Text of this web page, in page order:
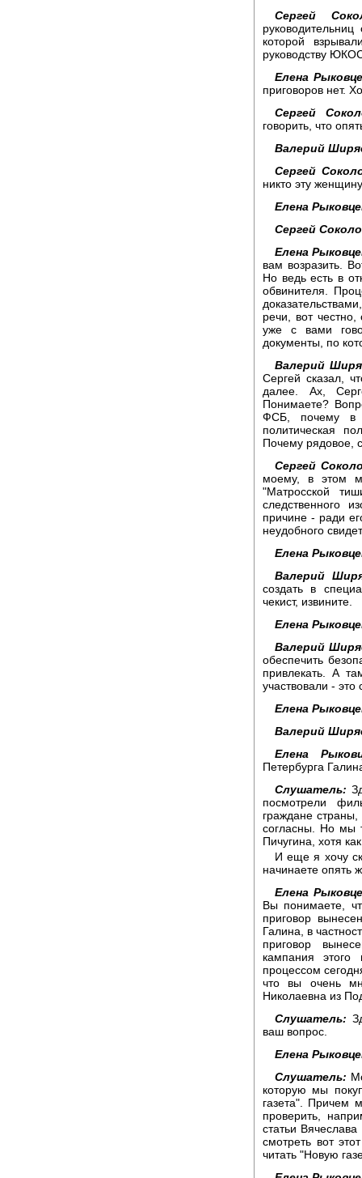
Сергей
которой
руководству
Елена
приговоров нет.
Сергей
говорить, что
Валерий
Сергей
никто эту
Елена
Сергей
Елена
вам возразить.
Но ведь есть в
обвинителя.
речи, вот
уже с вами
документы, по
Валерий
Сергей сказал,
далее. Ах,
Понимаете?
ФСБ, почему в
политическая
Почему рядовое,
Сергей
моему, в этом
"Матросской
следственного
причине - ради
неудобного
Елена
Валерий
создать в
чекист, извините.
Елена
Валерий
обеспечить
привлекать. А
участвовали -
Елена
Валерий
Елена
Петербурга
Слушатель:
посмотрели
граждане
согласны. Но мы
Пичугина, хотя
И еще я хочу
начинаете опять
Елена
Вы понимаете,
приговор
Галина, в
приговор
кампания
процессом
что вы очень
Николаевна из
Слушатель:
ваш вопрос.
Елена
Слушатель:
которую мы
газета". Причем
проверить,
статьи
смотреть вот
читать "Новую